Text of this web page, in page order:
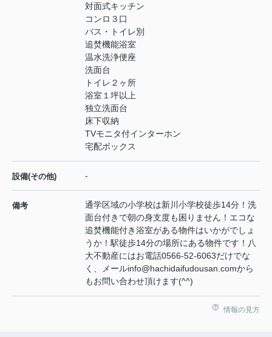
対面式キッチン
コンロ３口
バス・トイレ別
追焚機能浴室
温水洗浄便座
洗面台
トイレ２ヶ所
浴室１坪以上
独立洗面台
床下収納
TVモニタ付インターホン
宅配ボックス
設備(その他) -
備考
通学区域の小学校は新川小学校徒歩14分！洗
面台付きで朝の身支度も困りません！エコな
追焚機能付き浴室がある物件はいかがでしょ
うか！駅徒歩14分の場所にある物件です！八
大不動産にはお電話0566-52-6063だけでな
く、メールinfo@hachidaifudousan.comから
もお問い合わせ頂けます(^^)
情報の見方